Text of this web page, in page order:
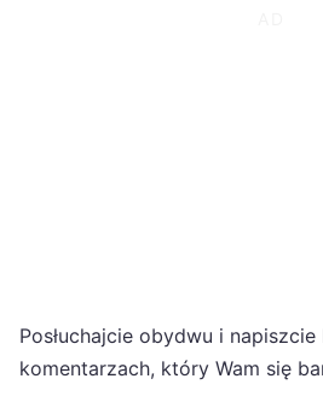
Posłuchajcie obydwu i
komentarzach, który Wam się